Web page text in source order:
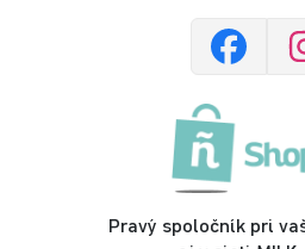
Pravý spoločník pri